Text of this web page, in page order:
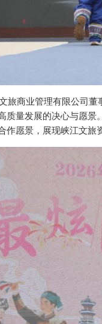
旅商业管理有限公司
质量发展的决心与愿
作愿景，展现峡江文旅